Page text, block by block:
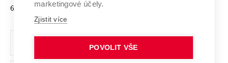
Specifický výzkum
Organizační struktura
Ochrana osobních údajů
602 00 Brno
vut@vutbr.cz
marketingové účely.
Zjistit více
POVOLIT VŠE